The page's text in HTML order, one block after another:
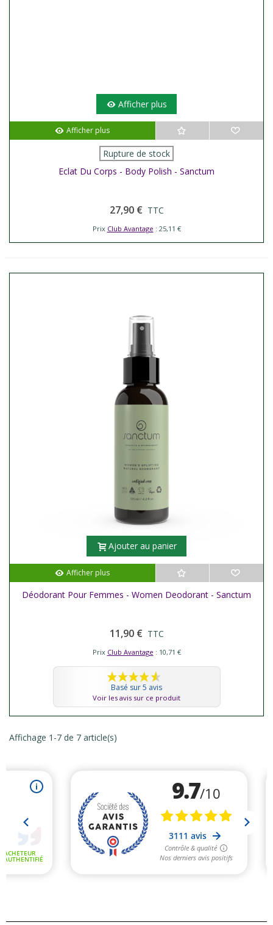
Afficher plus
Afficher plus
Rupture de stock
Eclat Du Corps - Body Polish - Sanctum
27,90 € TTC
Prix Club Avantage : 25,11 €
Ajouter au panier
Afficher plus
Déodorant Pour Femmes - Women Deodorant - Sanctum
11,90 € TTC
Prix Club Avantage : 10,71 €
Basé sur 5 avis
Voir les avis sur ce produit
Affichage 1-7 de 7 article(s)